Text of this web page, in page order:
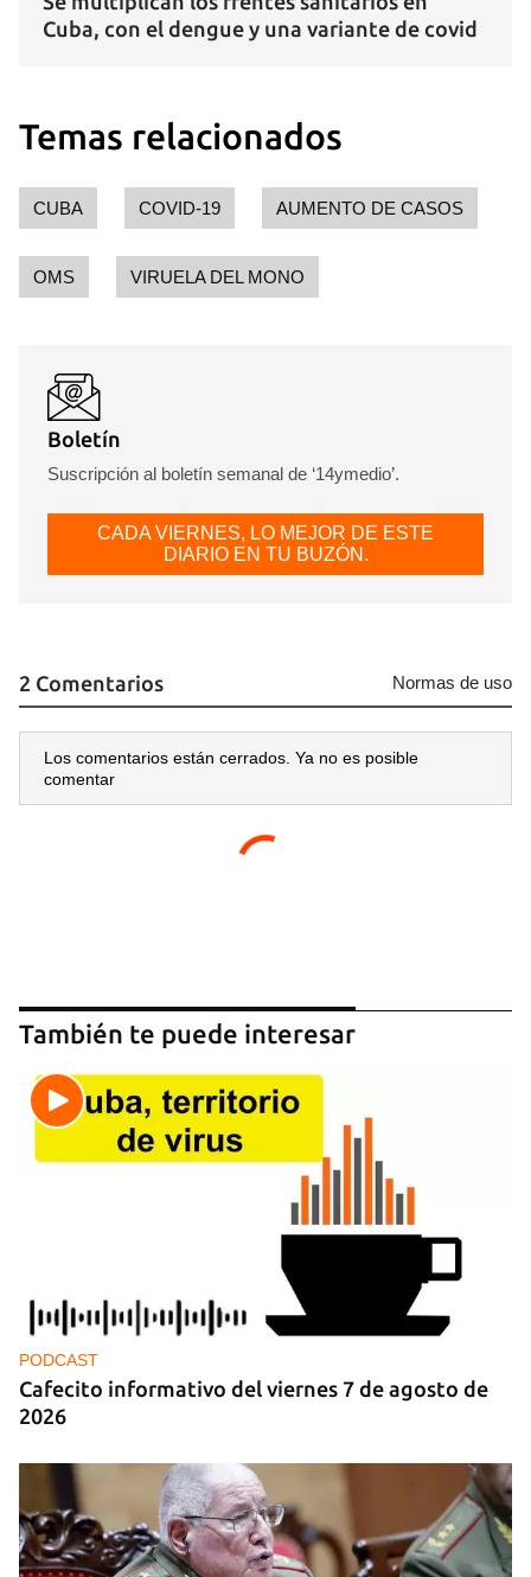
Guardar como favorito
INICIAR SESIÓN
Cuba, con el dengue y una variante de covid
Temas relacionados
CUBA COVID-19 AUMENTO DE CASOS
OMS VIRUELA DEL MONO
Boletín
Suscripción al boletín semanal de ‘14ymedio’.
CADA VIERNES, LO MEJOR DE ESTE
DIARIO EN TU BUZÓN.
2 Comentarios Normas de uso
Los comentarios están cerrados. Ya no es posible
comentar
También te puede interesar
PODCAST
Cafecito informativo del viernes 7 de agosto de
2026